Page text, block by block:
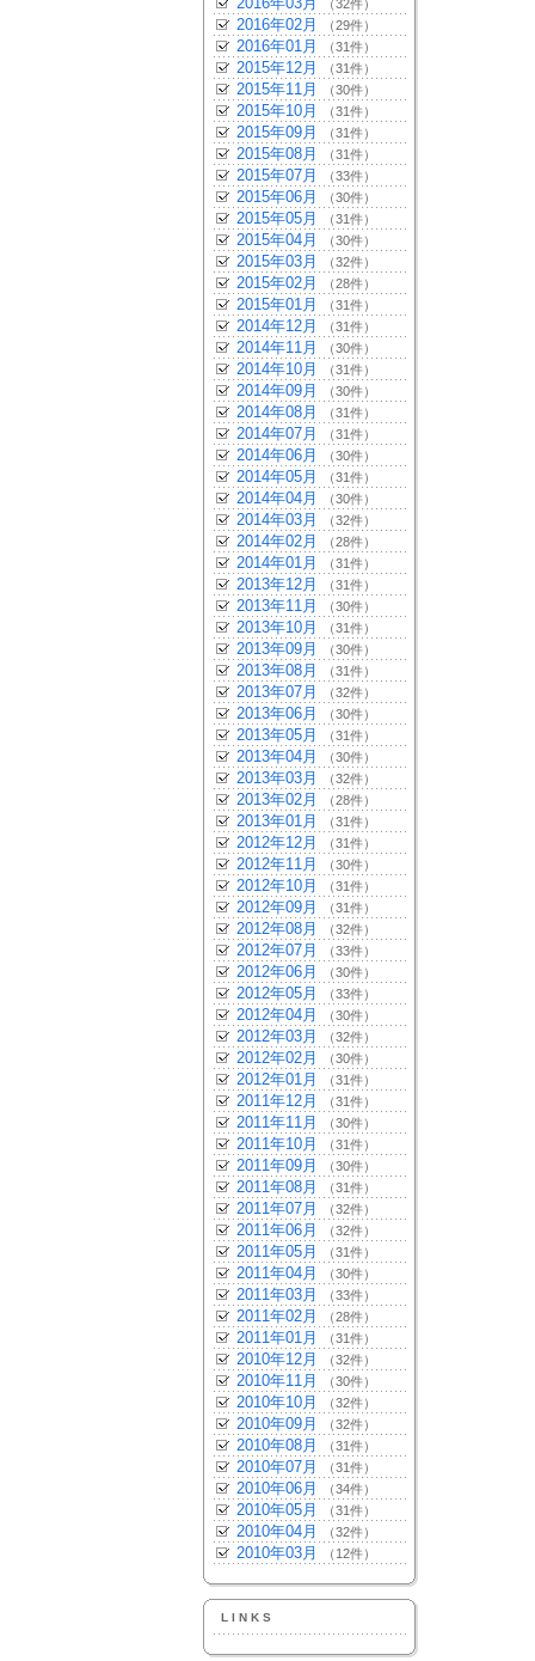
（32件）
2016年02月 （29件）
2016年01月 （31件）
2015年12月 （31件）
2015年11月 （30件）
2015年10月 （31件）
2015年09月 （31件）
2015年08月 （31件）
2015年07月 （33件）
2015年06月 （30件）
2015年05月 （31件）
2015年04月 （30件）
2015年03月 （32件）
2015年02月 （28件）
2015年01月 （31件）
2014年12月 （31件）
2014年11月 （30件）
2014年10月 （31件）
2014年09月 （30件）
2014年08月 （31件）
2014年07月 （31件）
2014年06月 （30件）
2014年05月 （31件）
2014年04月 （30件）
2014年03月 （32件）
2014年02月 （28件）
2014年01月 （31件）
2013年12月 （31件）
2013年11月 （30件）
2013年10月 （31件）
2013年09月 （30件）
2013年08月 （31件）
2013年07月 （32件）
2013年06月 （30件）
2013年05月 （31件）
2013年04月 （30件）
2013年03月 （32件）
2013年02月 （28件）
2013年01月 （31件）
2012年12月 （31件）
2012年11月 （30件）
2012年10月 （31件）
2012年09月 （31件）
2012年08月 （32件）
2012年07月 （33件）
2012年06月 （30件）
2012年05月 （33件）
2012年04月 （30件）
2012年03月 （32件）
2012年02月 （30件）
2012年01月 （31件）
2011年12月 （31件）
2011年11月 （30件）
2011年10月 （31件）
2011年09月 （30件）
2011年08月 （31件）
2011年07月 （32件）
2011年06月 （32件）
2011年05月 （31件）
2011年04月 （30件）
2011年03月 （33件）
2011年02月 （28件）
2011年01月 （31件）
2010年12月 （32件）
2010年11月 （30件）
2010年10月 （32件）
2010年09月 （32件）
2010年08月 （31件）
2010年07月 （31件）
2010年06月 （34件）
2010年05月 （31件）
2010年04月 （32件）
2010年03月 （12件）
LINKS